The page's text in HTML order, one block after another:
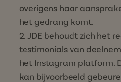
overigens haar
het gedrang komt.
JDE behoudt zich het
testimonials van
het Instagram platform.
kan bijvoorbeeld